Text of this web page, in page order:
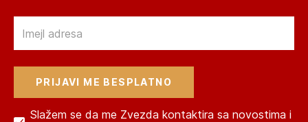
Slažem se da me Zvezda kontaktira sa novostima i